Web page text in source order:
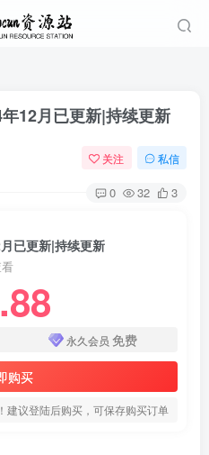
12月已更新|持续更新
关注 私信
0 32 3
已更新|持续更新
永久会员 免费
购买
建议登陆后购买，可保存购买订单